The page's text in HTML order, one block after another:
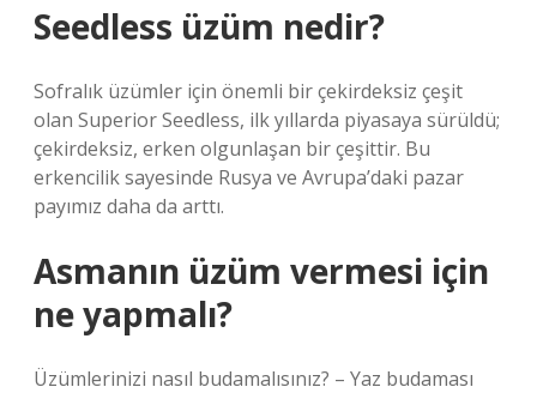
Seedless üzüm nedir?
Sofralık üzümler için önemli bir çekirdeksiz çeşit
olan Superior Seedless, ilk yıllarda piyasaya sürüldü;
çekirdeksiz, erken olgunlaşan bir çeşittir. Bu
erkencilik sayesinde Rusya ve Avrupa’daki pazar
payımız daha da arttı.
Asmanın üzüm vermesi için
ne yapmalı?
Üzümlerinizi nasıl budamalısınız? – Yaz budaması